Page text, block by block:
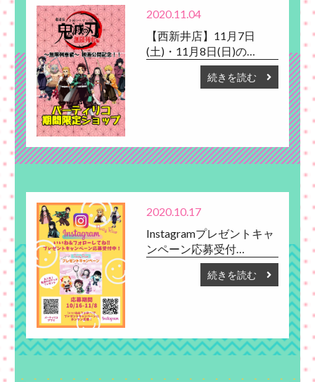
BLOG
2020.11.04
【西新井店】11月7日
(土)・11月8日(日)の…
続きを読む
2020.10.17
Instagramプレゼントキャ
ンペーン応募受付…
続きを読む